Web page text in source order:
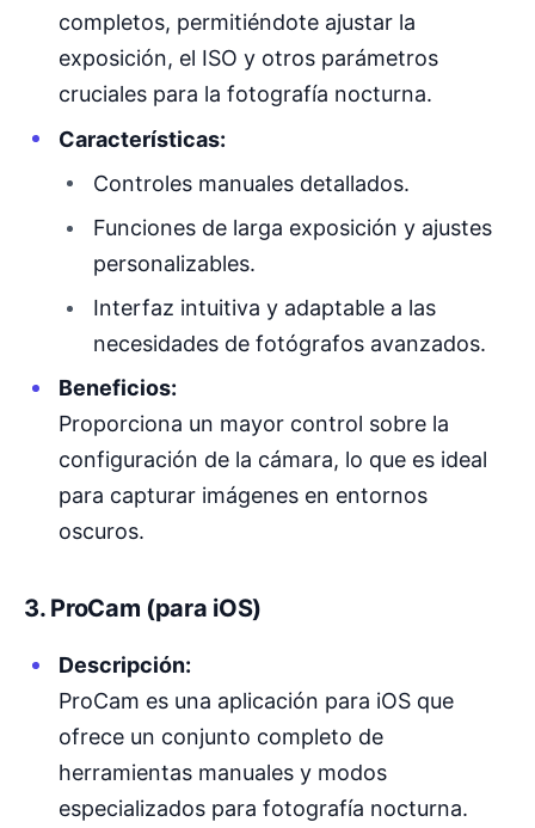
completos, permitiéndote ajustar la
exposición, el ISO y otros parámetros
cruciales para la fotografía nocturna.
Características:
Controles manuales detallados.
Funciones de larga exposición y ajustes
personalizables.
Interfaz intuitiva y adaptable a las
necesidades de fotógrafos avanzados.
Beneficios:
Proporciona un mayor control sobre la
configuración de la cámara, lo que es ideal
para capturar imágenes en entornos
oscuros.
3. ProCam (para iOS)
Descripción:
ProCam es una aplicación para iOS que
ofrece un conjunto completo de
herramientas manuales y modos
especializados para fotografía nocturna.